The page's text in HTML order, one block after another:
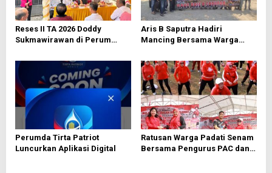
o
s
Reses II TA 2026 Doddy
Sukmawirawan di Perum
Usulkan Sarana Infrastruktur
Aris B Saputra Hadiri
Mancing Bersama Warga
dan Warga Perum
Metropolitan di Cipeundeuy
Perumda Tirta Patriot
Luncurkan Aplikasi Digital
Ratusan Warga Padati Senam
Bersama Pengurus PAC dan